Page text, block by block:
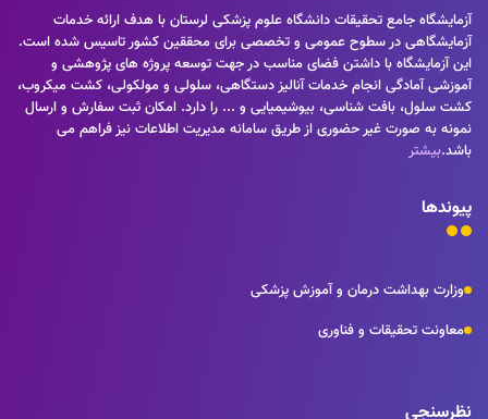
آزمایشگاه جامع تحقیقات دانشگاه علوم پزشکی لرستان با هدف ارائه خدمات
آزمایشگاهی در سطوح عمومی و تخصصی برای محققین کشور تاسیس شده است.
این آزمایشگاه با داشتن فضای مناسب در جهت توسعه پروژه های پژوهشی و
آموزشی آمادگی انجام خدمات آنالیز دستگاهی، سلولی و مولکولی، کشت میکروب،
کشت سلول، بافت شناسی، بیوشیمیایی و ... را دارد. امکان ثبت سفارش و ارسال
نمونه به صورت غیر حضوری از طریق سامانه مدیریت اطلاعات نیز فراهم می
باشد.بیشتر
پیوندها
وزارت بهداشت درمان و آموزش پزشکی
معاونت تحقیقات و فناوری
نظرسنجی